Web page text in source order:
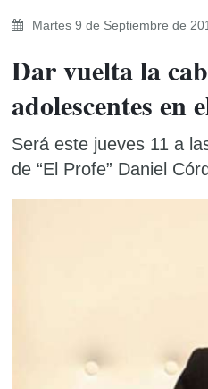
Martes 9 de Septiembre de
Dar vuelta la
adolescentes en
Será este jueves 11 a
de “El Profe” Daniel